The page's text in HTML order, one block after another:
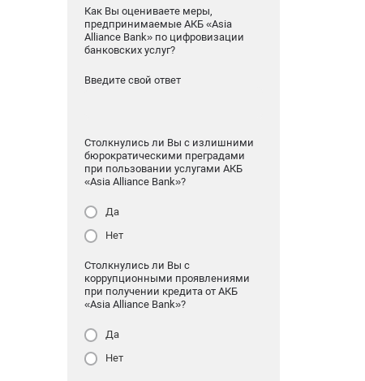
Как Вы оцениваете меры,
предпринимаемые АКБ «Asia
Alliance Bank» по цифровизации
банковских услуг?
Введите свой ответ
Столкнулись ли Вы с излишними
бюрократическими преградами
при пользовании услугами АКБ
«Asia Alliance Bank»?
Да
Нет
Столкнулись ли Вы с
коррупционными проявлениями
при получении кредита от АКБ
«Asia Alliance Bank»?
Да
Нет